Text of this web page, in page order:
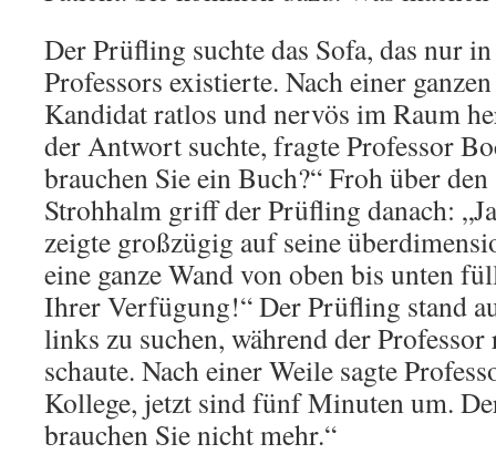
Der Prüfling suchte das Sofa, das nur
Professors existierte. Nach einer
Kandidat ratlos und nervös im Raum
der Antwort suchte, fragte Professor
brauchen Sie ein Buch?“ Froh über den
Strohhalm griff der Prüfling danach:
zeigte großzügig auf seine
eine ganze Wand von oben bis unten
Ihrer Verfügung!“ Der Prüfling stand
links zu suchen, während der
schaute. Nach einer Weile sagte
Kollege, jetzt sind fünf Minuten um.
brauchen Sie nicht mehr.“